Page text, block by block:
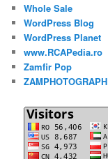
Whole Sale
WordPress Blog
WordPress Planet
www.RCAPedia.ro
Zamfir Pop
ZAMPHOTOGRAPH